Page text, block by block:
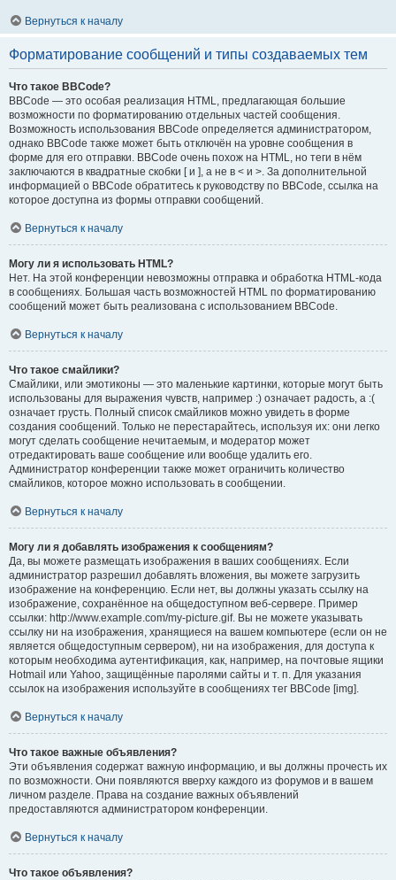
Вернуться к началу
Форматирование сообщений и типы создаваемых тем
Что такое BBCode?
BBCode — это особая реализация HTML, предлагающая большие
возможности по форматированию отдельных частей сообщения.
Возможность использования BBCode определяется администратором,
однако BBCode также может быть отключён на уровне сообщения в
форме для его отправки. BBCode очень похож на HTML, но теги в нём
заключаются в квадратные скобки [ и ], а не в < и >. За дополнительной
информацией о BBCode обратитесь к руководству по BBCode, ссылка на
которое доступна из формы отправки сообщений.
Вернуться к началу
Могу ли я использовать HTML?
Нет. На этой конференции невозможны отправка и обработка HTML-кода
в сообщениях. Большая часть возможностей HTML по форматированию
сообщений может быть реализована с использованием BBCode.
Вернуться к началу
Что такое смайлики?
Смайлики, или эмотиконы — это маленькие картинки, которые могут быть
использованы для выражения чувств, например :) означает радость, а :(
означает грусть. Полный список смайликов можно увидеть в форме
создания сообщений. Только не перестарайтесь, используя их: они легко
могут сделать сообщение нечитаемым, и модератор может
отредактировать ваше сообщение или вообще удалить его.
Администратор конференции также может ограничить количество
смайликов, которое можно использовать в сообщении.
Вернуться к началу
Могу ли я добавлять изображения к сообщениям?
Да, вы можете размещать изображения в ваших сообщениях. Если
администратор разрешил добавлять вложения, вы можете загрузить
изображение на конференцию. Если нет, вы должны указать ссылку на
изображение, сохранённое на общедоступном веб-сервере. Пример
ссылки: http://www.example.com/my-picture.gif. Вы не можете указывать
ссылку ни на изображения, хранящиеся на вашем компьютере (если он не
является общедоступным сервером), ни на изображения, для доступа к
которым необходима аутентификация, как, например, на почтовые ящики
Hotmail или Yahoo, защищённые паролями сайты и т. п. Для указания
ссылок на изображения используйте в сообщениях тег BBCode [img].
Вернуться к началу
Что такое важные объявления?
Эти объявления содержат важную информацию, и вы должны прочесть их
по возможности. Они появляются вверху каждого из форумов и в вашем
личном разделе. Права на создание важных объявлений
предоставляются администратором конференции.
Вернуться к началу
Что такое объявления?